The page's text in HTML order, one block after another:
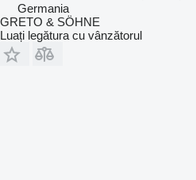
Germania
GRETO & SÖHNE
Luați legătura cu vânzătorul